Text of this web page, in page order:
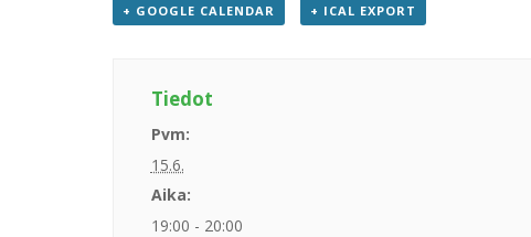
+ GOOGLE CALENDAR + ICAL EXPORT
Tiedot
Pvm:
15.6.
Aika:
19:00 - 20:00